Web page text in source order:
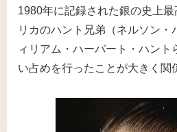
1980年に記録された銀の史上
リカのハント兄弟（ネルソン・
ィリアム・ハーバート・ハント
い占めを行ったことが大きく関